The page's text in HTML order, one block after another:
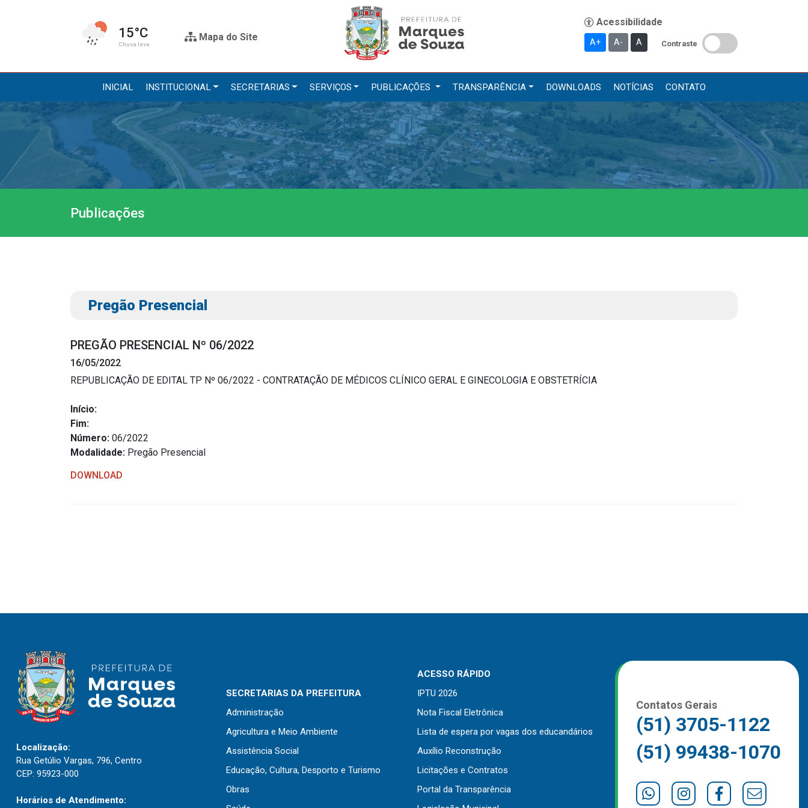
15°C
Chuva leve
Mapa do Site A+ A- A Contraste
INICIAL INSTITUCIONAL SECRETARIAS SERVIÇOS PUBLICAÇÕES TRANSPARÊNCIA DOWNLOADS NOTÍCIAS CONTATO
Institucional
A Prefeitura
Gabinete do Prefeito
História do Município
Secretarias
Administração
Agricultura e Meio Ambiente
Serviços
IPTU 2026
Nota Fiscal Eletrônica
Publicações
Diário Oficial (Novo)
Diário Oficial (Até 30/04)
Transparência
Portal da Transparência
Radar da Transparência
Publicações
Pregão Presencial
PREGÃO PRESENCIAL Nº 06/2022
16/05/2022
REPUBLICAÇÃO DE EDITAL TP Nº 06/2022 - CONTRATAÇÃO DE MÉDICOS CLÍNICO GERAL E GINECOLOGIA E OBSTETRÍCIA
Início:
Fim:
Número: 06/2022
Modalidade: Pregão Presencial
DOWNLOAD
Localização:
Rua Getúlio Vargas, 796, Centro
CEP: 95923-000
Horários de Atendimento:
SECRETARIAS DA PREFEITURA
Administração
Agricultura e Meio Ambiente
Assistência Social
Educação, Cultura, Desporto e Turismo
Obras
ACESSO RÁPIDO
IPTU 2026
Nota Fiscal Eletrônica
Lista de espera por vagas dos educandários
Auxílio Reconstrução
Licitações e Contratos
Portal da Transparência
Contatos Gerais
(51) 3705-1122
(51) 99438-1070